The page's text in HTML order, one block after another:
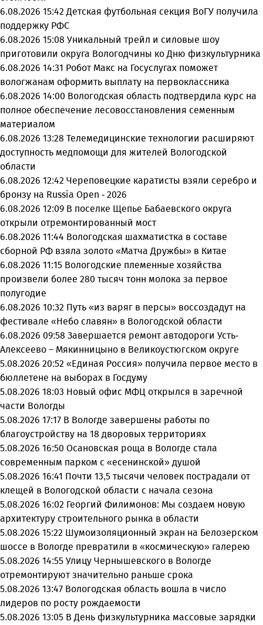
6.08.2026 15:42 Детская футбольная секция ВоГУ получила
поддержку РФС
6.08.2026 15:08 Уникальный трейл и силовые шоу
приготовили округа Вологодчины ко Дню физкультурника
6.08.2026 14:31 Робот Макс на Госуслугах поможет
вологжанам оформить выплату на первоклассника
6.08.2026 14:00 Вологодская область подтвердила курс на
полное обеспечение лесовосстановления семенным
материалом
6.08.2026 13:28 Телемедицинские технологии расширяют
доступность медпомощи для жителей Вологодской
области
6.08.2026 12:42 Череповецкие каратисты взяли серебро и
бронзу на Russia Open - 2026
6.08.2026 12:09 В поселке Щепье Бабаевского округа
открыли отремонтированный мост
6.08.2026 11:44 Вологодская шахматистка в составе
сборной РФ взяла золото «Матча Дружбы» в Китае
6.08.2026 11:15 Вологодские племенные хозяйства
произвели более 280 тысяч тонн молока за первое
полугодие
6.08.2026 10:32 Путь «из варяг в персы» воссоздадут на
фестивале «Небо славян» в Вологодской области
6.08.2026 09:58 Завершается ремонт автодороги Усть-
Алексеево – Мякинницыно в Великоустюгском округе
5.08.2026 20:52 «Единая Россия» получила первое место в
бюллетене на выборах в Госдуму
5.08.2026 18:03 Новый офис МФЦ открылся в заречной
части Вологды
5.08.2026 17:17 В Вологде завершены работы по
благоустройству на 18 дворовых территориях
5.08.2026 16:50 Осановская роща в Вологде стала
современным парком с «есенинской» душой
5.08.2026 16:41 Почти 13,5 тысячи человек пострадали от
клещей в Вологодской области с начала сезона
5.08.2026 16:02 Георгий Филимонов: Мы создаем новую
архитектуру строительного рынка в области
5.08.2026 15:22 Шумоизоляционный экран на Белозерском
шоссе в Вологде превратили в «космическую» галерею
5.08.2026 14:55 Улицу Чернышевского в Вологде
отремонтируют значительно раньше срока
5.08.2026 13:47 Вологодская область вошла в число
лидеров по росту рождаемости
5.08.2026 13:05 В День физкультурника массовые зарядки